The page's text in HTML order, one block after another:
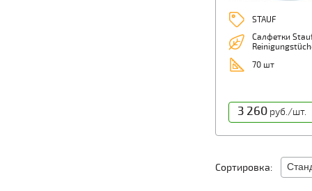
STAUF
Салфетки
70 шт
3 260руб./шт.
Сортировка: